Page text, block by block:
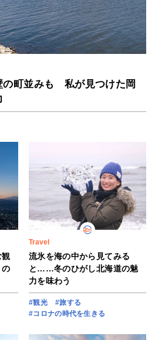
の町並みも 私が見つけた岡
観
の
Travel
流氷を海の中から見てみる
と……冬のひがし北海道の魅
力を味わう
#観光
#旅する
#コロナの時代を生きる